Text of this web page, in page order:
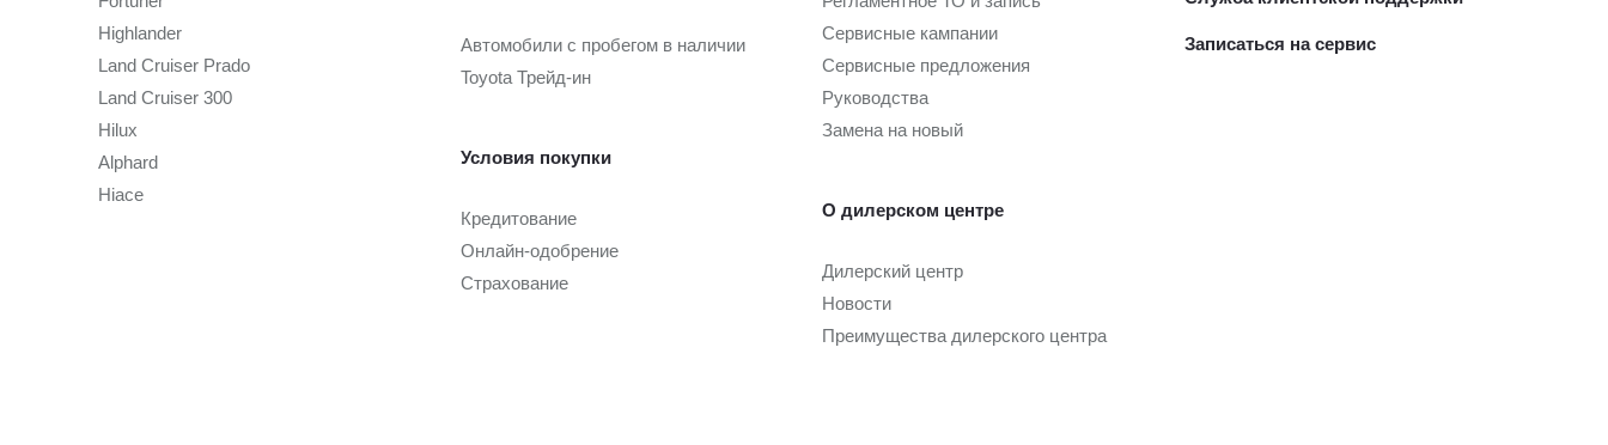
Highlander
Land Cruiser Prado
Land Cruiser 300
Hilux
Alphard
Hiace
Автомобили с пробегом в наличии
Toyota Трейд-ин
Условия покупки
Кредитование
Онлайн-одобрение
Страхование
Сервисные кампании
Сервисные предложения
Руководства
Замена на новый
О дилерском центре
Дилерский центр
Новости
Преимущества дилерского центра
Записаться на сервис